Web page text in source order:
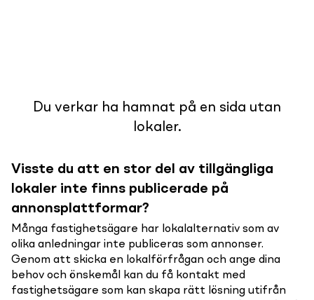
Du verkar ha hamnat på en sida utan
lokaler.
Visste du att en stor del av tillgängliga
lokaler inte finns publicerade på
annonsplattformar?
Många fastighetsägare har lokalalternativ som av
olika anledningar inte publiceras som annonser.
Genom att skicka en lokalförfrågan och ange dina
behov och önskemål kan du få kontakt med
fastighetsägare som kan skapa rätt lösning utifrån